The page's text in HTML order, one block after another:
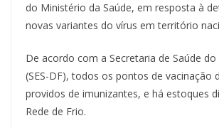
do Ministério da Saúde, em resposta à
novas variantes do vírus em território
De acordo com a Secretaria de Saúde
(SES-DF), todos os pontos de vacinação
providos de imunizantes, e há estoques
Rede de Frio.